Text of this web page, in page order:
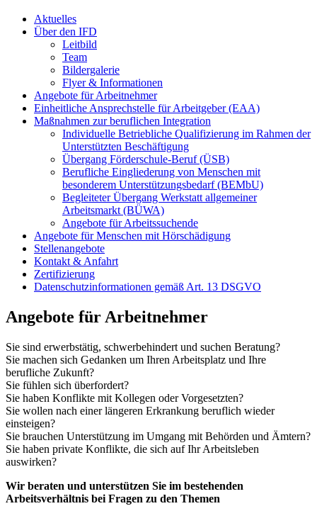
Aktuelles
Über den IFD
Leitbild
Team
Bildergalerie
Flyer & Informationen
Angebote für Arbeitnehmer
Einheitliche Ansprechstelle für Arbeitgeber (EAA)
Maßnahmen zur beruflichen Integration
Individuelle Betriebliche Qualifizierung im Rahmen der
Unterstützten Beschäftigung
Übergang Förderschule-Beruf (ÜSB)
Berufliche Eingliederung von Menschen mit
besonderem Unterstützungsbedarf (BEMbU)
Begleiteter Übergang Werkstatt allgemeiner
Arbeitsmarkt (BÜWA)
Angebote für Arbeitssuchende
Angebote für Menschen mit Hörschädigung
Stellenangebote
Kontakt & Anfahrt
Zertifizierung
Datenschutzinformationen gemäß Art. 13 DSGVO
Angebote für Arbeitnehmer
Sie sind erwerbstätig, schwerbehindert und suchen Beratung?
Sie machen sich Gedanken um Ihren Arbeitsplatz und Ihre
berufliche Zukunft?
Sie fühlen sich überfordert?
Sie haben Konflikte mit Kollegen oder Vorgesetzten?
Sie wollen nach einer längeren Erkrankung beruflich wieder
einsteigen?
Sie brauchen Unterstützung im Umgang mit Behörden und Ämtern?
Sie haben private Konflikte, die sich auf Ihr Arbeitsleben
auswirken?
Wir beraten und unterstützen Sie im bestehenden
Arbeitsverhältnis bei Fragen zu den Themen